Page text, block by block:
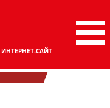
ИНТЕРНЕТ-САЙТ